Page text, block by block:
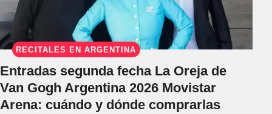
RECITALES EN ARGENTINA
Entradas segunda fecha La Oreja de
Van Gogh Argentina 2026 Movistar
Arena: cuándo y dónde comprarlas